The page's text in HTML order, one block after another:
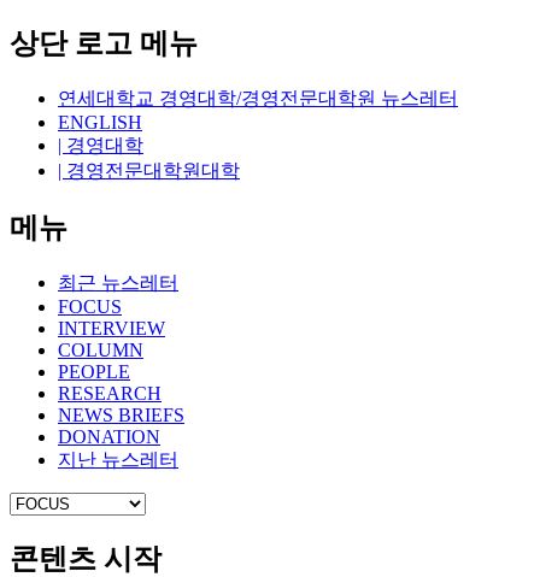
상단 로고 메뉴
연세대학교 경영대학/경영전문대학원 뉴스레터
ENGLISH
| 경영대학
| 경영전문대학원대학
메뉴
최근 뉴스레터
FOCUS
INTERVIEW
COLUMN
PEOPLE
RESEARCH
NEWS BRIEFS
DONATION
지난 뉴스레터
콘텐츠 시작